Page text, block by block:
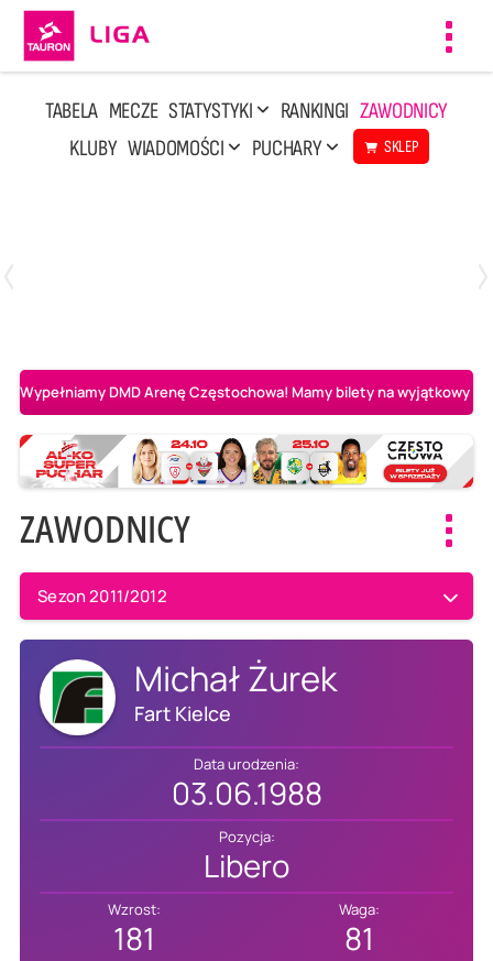
TABELA MECZE STATYSTYKI RANKINGI ZAWODNICY
KLUBY WIADOMOŚCI PUCHARY SKLEP
Wypełniamy DMD Arenę Częstochowa! Mamy bilety na wyjątkowy
ZAWODNICY
Sezon 2011/2012
Michał Żurek
Fart Kielce
Data urodzenia:
03.06.1988
Pozycja:
Libero
Wzrost:
181
Waga:
81